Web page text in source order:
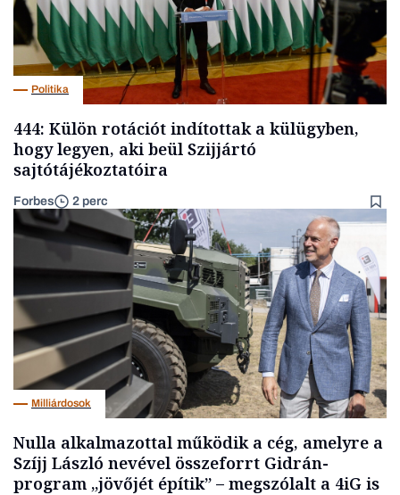
Politika
444: Külön rotációt indítottak a külügyben,
hogy legyen, aki beül Szijjártó
sajtótájékoztatóira
Forbes 2 perc
Milliárdosok
Nulla alkalmazottal működik a cég, amelyre a
Szíjj László nevével összeforrt Gidrán-
program „jövőjét építik” – megszólalt a 4iG is